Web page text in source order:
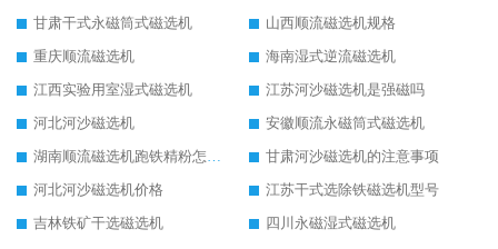
甘肃干式永磁筒式磁选机
山西顺流磁选机规格
重庆顺流磁选机
海南湿式逆流磁选机
江西实验用室湿式磁选机
江苏河沙磁选机是强磁吗
河北河沙磁选机
安徽顺流永磁筒式磁选机
湖南顺流磁选机跑铁精粉怎么处理
甘肃河沙磁选机的注意事项
河北河沙磁选机价格
江苏干式选除铁磁选机型号
吉林铁矿干选磁选机
四川永磁湿式磁选机